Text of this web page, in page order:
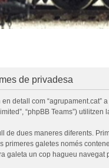
de privadesa
detall com “agrupament.cat”
“phpBB Teams”)
de dues maneres diferents.
primeres galetes només
galeta un cop hagueu navegat